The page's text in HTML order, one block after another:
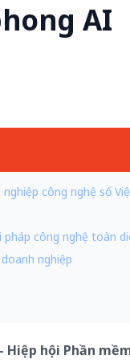
AI
công nghệ số
công nghệ toàn
nghiệp
Hiệp hội Phần